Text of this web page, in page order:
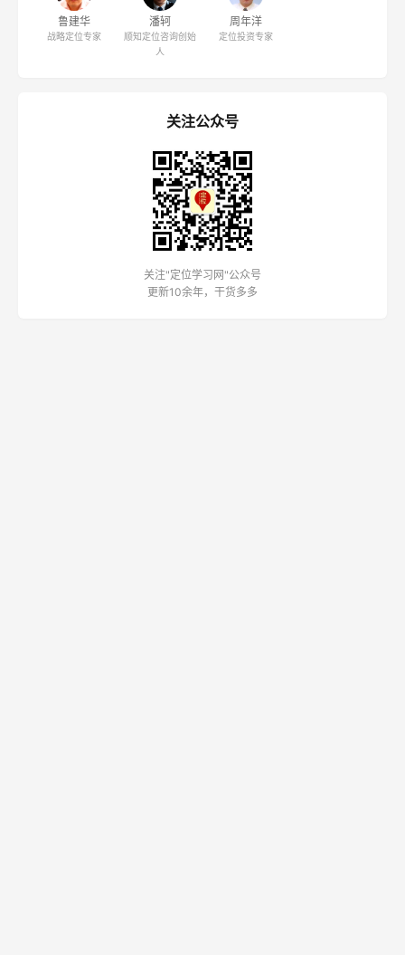
鲁建华
战略定位专家
潘轲
顺知定位咨询创始
人
周年洋
定位投资专家
关注公众号
关注"定位学习网"公众号
更新10余年，干货多多